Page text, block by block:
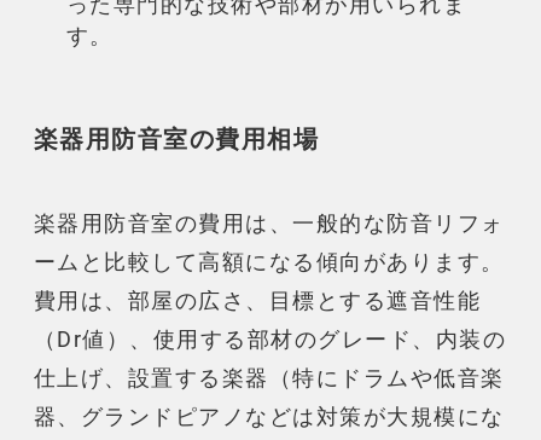
す。
楽器用防音室の費用相場
楽器用防音室の費用は、一般的な防音リフォ
ーム と比較して高額になる傾向があります。
費用は、部屋の広さ、目標とする遮音性能
（Dr値）、使用する部材のグレード、内装の
仕上げ、設置する楽器
（特にドラムや低音楽
器、グランドピアノなどは対策が大規模にな